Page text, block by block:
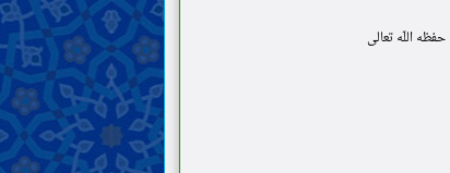
حفظه اللّه تعالى